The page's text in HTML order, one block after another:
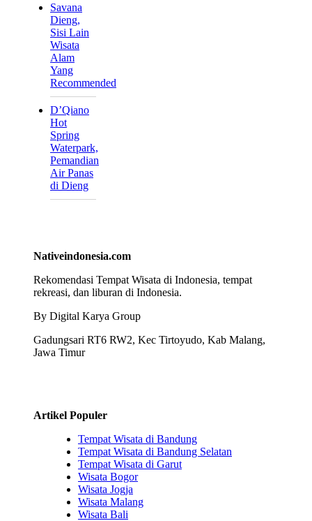
Savana
Dieng,
Sisi Lain
Wisata
Alam
Yang
Recommended
D’Qiano
Hot
Spring
Waterpark,
Pemandian
Air Panas
di Dieng
Nativeindonesia.com
Rekomendasi Tempat Wisata di Indonesia, tempat
rekreasi, dan liburan di Indonesia.
By Digital Karya Group
Gadungsari RT6 RW2, Kec Tirtoyudo, Kab Malang,
Jawa Timur
Artikel Populer
Tempat Wisata di Bandung
Tempat Wisata di Bandung Selatan
Tempat Wisata di Garut
Wisata Bogor
Wisata Jogja
Wisata Malang
Wisata Bali